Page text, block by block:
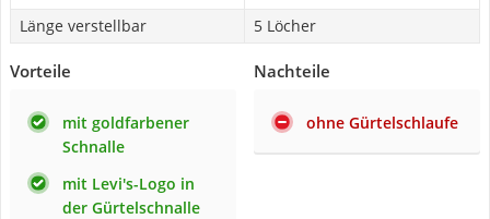
Länge verstellbar
5 Löcher
Vorteile
mit goldfarbener
Schnalle
mit Levi's-Logo in
der Gürtelschnalle
Nachteile
ohne Gürtelschlaufe